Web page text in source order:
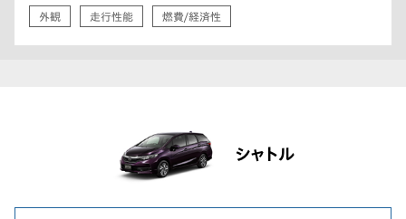
外観 走行性能 燃費/経済性
シャトル